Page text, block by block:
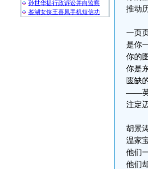
孙世华提行政诉讼并向监察
鉴湖女侠王喜凤手机短信功
推动
一页
是你
你的
你是
匮缺
――英
注定
胡景
温家
他们
他们